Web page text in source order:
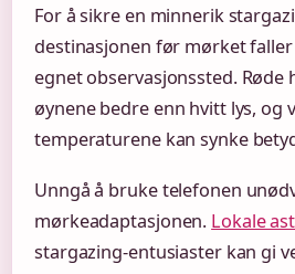
For å sikre en minnerik
destinasjonen før mørket
egnet observasjonssted.
øynene bedre enn hvitt lys,
temperaturene kan synke
Unngå å bruke telefonen
mørkeadaptasjonen. Lokale
stargazing-entusiaster kan gi